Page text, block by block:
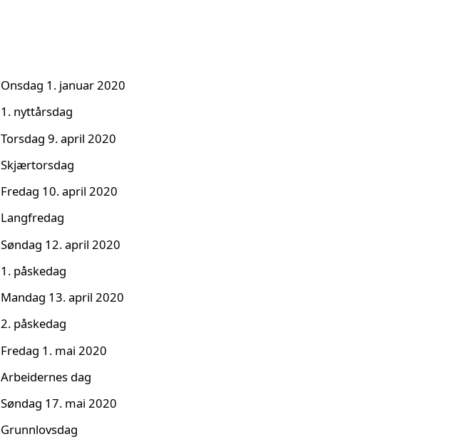
Onsdag 1. januar 2020
1. nyttårsdag
Torsdag 9. april 2020
Skjærtorsdag
Fredag 10. april 2020
Langfredag
Søndag 12. april 2020
1. påskedag
Mandag 13. april 2020
2. påskedag
Fredag 1. mai 2020
Arbeidernes dag
Søndag 17. mai 2020
Grunnlovsdag